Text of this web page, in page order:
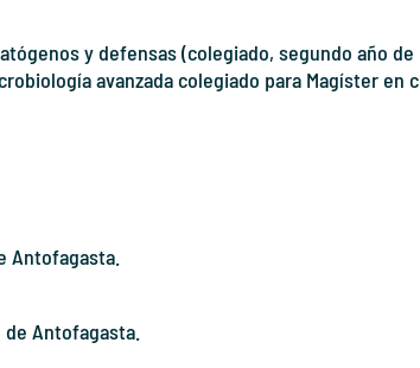
y defensas (colegiado, segundo año de
avanzada colegiado para Magíster en
Antofagasta.
Antofagasta.